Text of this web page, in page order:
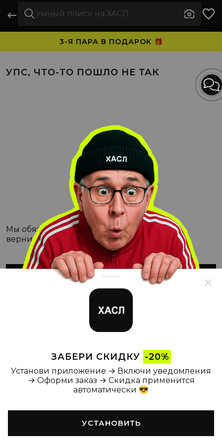
ЗАБЕРИ СКИДКУ -20%
Установи приложение → Включи уведомления
→ Оформи заказ → Скидка применится
автоматически 😎
УСТАНОВИТЬ
3-Я ПАРА В ПОДАРОК 🎁
УПС, ЧТО-ТО ПОШЛО НЕ ТАК
Мы обязательно с этим разберёмся, а пока
вернитесь на Главную
ВЕРНУТЬСЯ НА ГЛАВНУЮ
Главная Каталог Корзина Новости Профиль